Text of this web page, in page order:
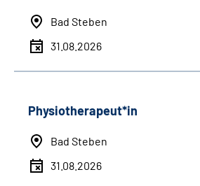
Bad Steben
31.08.2026
Physiotherapeut*in
Bad Steben
31.08.2026